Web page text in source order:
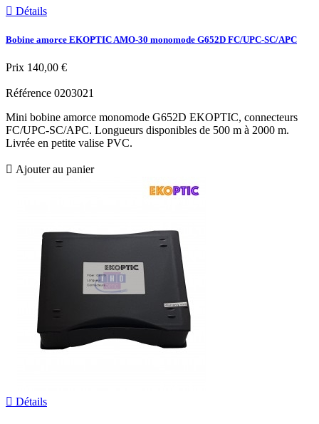
 Détails
Bobine amorce EKOPTIC AMO-30 monomode G652D FC/UPC-SC/APC
Prix 140,00 €
Référence 0203021
Mini bobine amorce monomode G652D EKOPTIC, connecteurs
FC/UPC-SC/APC. Longueurs disponibles de 500 m à 2000 m.
Livrée en petite valise PVC.
 Ajouter au panier
 Détails